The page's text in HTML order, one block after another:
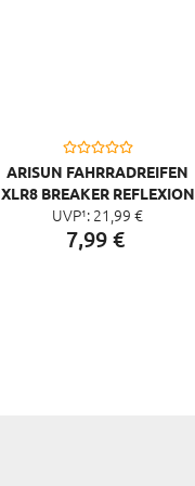
ARISUN FAHRRADREIFEN
XLR8 BREAKER REFLEXION
27,5X2,20" 56-584 650-56B
UVP¹: 21, 99 €
7,99 €